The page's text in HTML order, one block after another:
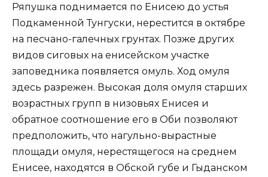
Ряпушка поднимается по Енисею до устья
Подкаменной Тунгуски, нерестится в октябре
на песчано-галечных грунтах. Позже других
видов сиговых на енисейском участке
заповедника появляется омуль. Ход омуля
здесь разрежен. Высокая доля омуля старших
возрастных групп в низовьях Енисея и
обратное соотношение его в Оби позволяют
предположить, что нагульно-вырастные
площади омуля, нерестящегося на среднем
Енисее, находятся в Обской губе и Гыданском